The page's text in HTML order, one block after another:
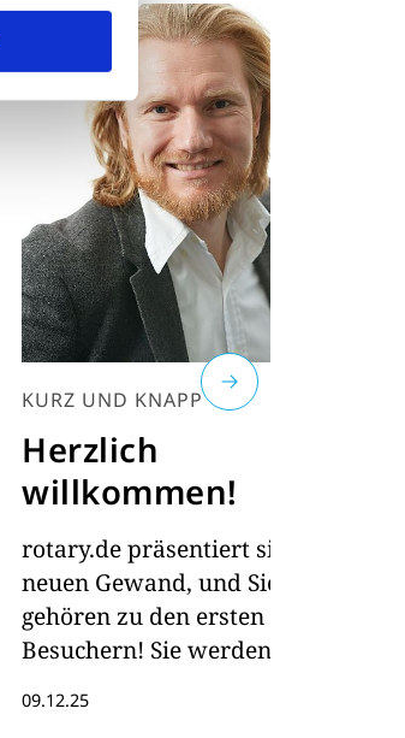
KURZ UND KNAPP
Herzlich
willkommen!
rotary.de präsentiert sich im
neuen Gewand, und Sie
gehören zu den ersten
Besuchern! Sie werden sehen:
ein wenig, aber es wird.
09.12.25